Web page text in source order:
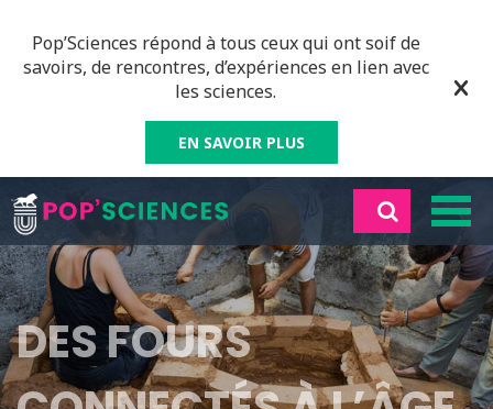
Pop’Sciences répond à tous ceux qui ont soif de
savoirs, de rencontres, d’expériences en lien avec
les sciences.
EN SAVOIR PLUS
DES FOURS